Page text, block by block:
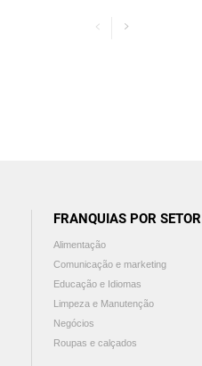
FRANQUIAS POR SETOR
Alimentação
Comunicação e marketing
Educação e Idiomas
Limpeza e Manutenção
Negócios
Roupas e calçados